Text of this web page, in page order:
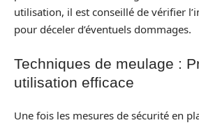
utilisation, il est conseillé de vérifier
pour déceler d’éventuels dommages.
Techniques de meulage :
utilisation efficace
Une fois les mesures de sécurité en